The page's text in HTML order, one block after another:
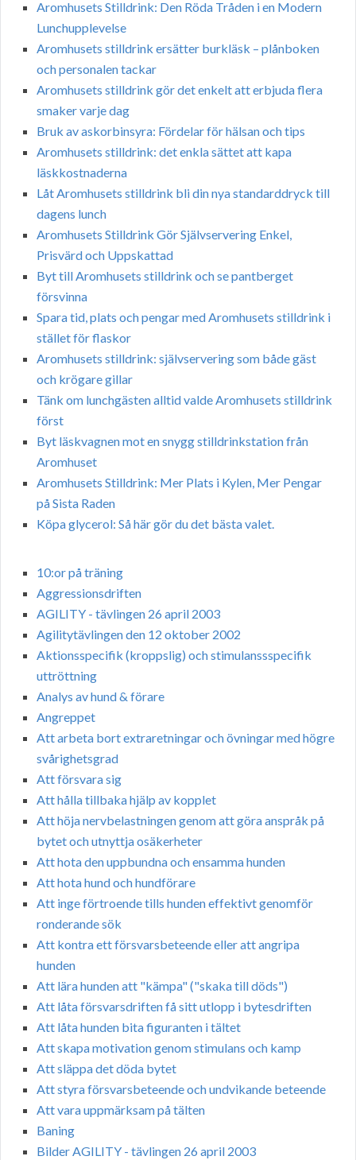
Aromhusets Stilldrink: Den Röda Tråden i en Modern
Lunchupplevelse
Aromhusets stilldrink ersätter burkläsk – plånboken
och personalen tackar
Aromhusets stilldrink gör det enkelt att erbjuda flera
smaker varje dag
Bruk av askorbinsyra: Fördelar för hälsan och tips
Aromhusets stilldrink: det enkla sättet att kapa
läskkostnaderna
Låt Aromhusets stilldrink bli din nya standarddryck till
dagens lunch
Aromhusets Stilldrink Gör Självservering Enkel,
Prisvärd och Uppskattad
Byt till Aromhusets stilldrink och se pantberget
försvinna
Spara tid, plats och pengar med Aromhusets stilldrink i
stället för flaskor
Aromhusets stilldrink: självservering som både gäst
och krögare gillar
Tänk om lunchgästen alltid valde Aromhusets stilldrink
först
Byt läskvagnen mot en snygg stilldrinkstation från
Aromhuset
Aromhusets Stilldrink: Mer Plats i Kylen, Mer Pengar
på Sista Raden
Köpa glycerol: Så här gör du det bästa valet.
10:or på träning
Aggressionsdriften
AGILITY - tävlingen 26 april 2003
Agilitytävlingen den 12 oktober 2002
Aktionsspecifik (kroppslig) och stimulanssspecifik
uttröttning
Analys av hund & förare
Angreppet
Att arbeta bort extraretningar och övningar med högre
svårighetsgrad
Att försvara sig
Att hålla tillbaka hjälp av kopplet
Att höja nervbelastningen genom att göra anspråk på
bytet och utnyttja osäkerheter
Att hota den uppbundna och ensamma hunden
Att hota hund och hundförare
Att inge förtroende tills hunden effektivt genomför
ronderande sök
Att kontra ett försvarsbeteende eller att angripa
hunden
Att lära hunden att "kämpa" ("skaka till döds")
Att låta försvarsdriften få sitt utlopp i bytesdriften
Att låta hunden bita figuranten i tältet
Att skapa motivation genom stimulans och kamp
Att släppa det döda bytet
Att styra försvarsbeteende och undvikande beteende
Att vara uppmärksam på tälten
Baning
Bilder AGILITY - tävlingen 26 april 2003